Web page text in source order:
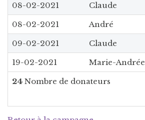
08-02-2021
Claude
08-02-2021
André
09-02-2021
Claude
19-02-2021
Marie-Andrée
24 Nombre de donateurs